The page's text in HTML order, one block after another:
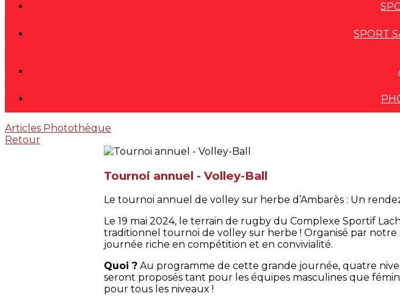
SPORT
Articles Photothèque
Retour
Tournoi annuel - Volley-Ball
Le tournoi annuel de volley sur herbe d’Ambarès : Un
Le 19 mai 2024, le terrain de rugby du Complexe Sportif
traditionnel tournoi de volley sur herbe ! Organisé par
journée riche en compétition et en convivialité.
Quoi ? Au programme de cette grande journée, quatre
seront proposés tant pour les équipes masculines que
pour tous les niveaux !